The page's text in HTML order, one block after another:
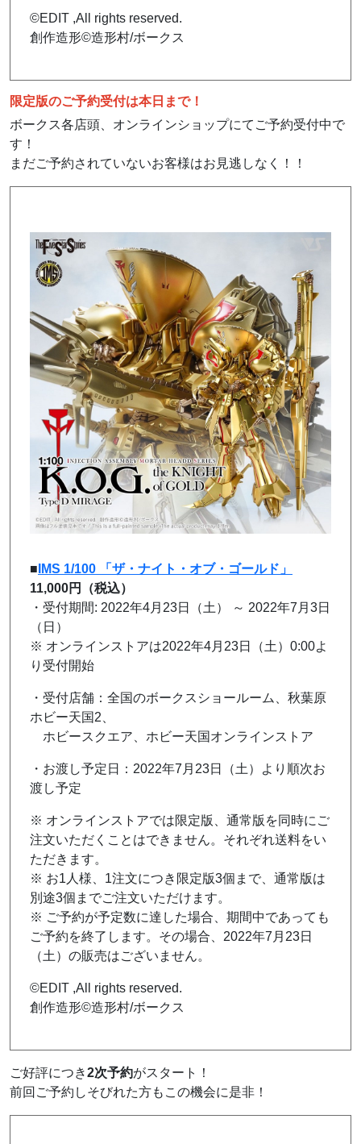
©EDIT ,All rights reserved.
創作造形©造形村/ボークス
限定版のご予約受付は本日まで！
ボークス各店頭、オンラインショップにてご予約受付中で
す！
まだご予約されていないお客様はお見逃しなく！！
■ IMS 1/100 「ザ・ナイト・オブ・ゴールド」
11,000円（税込）
・受付期間: 2022年4月23日（土 ） ～ 2022年7月3日
（ 日 ）
※ オンラインストアは2022年4月23日（土 ）0:00よ
り受付開始
・受付店舗：全国のボークスショールーム、秋葉原
ホビー天国2、
ホビースクエア、ホビー天国オンラインストア
・お渡し予定日：2022年7月23日（土 ）より順次お
渡し予定
※ オンラインストアでは限定版、通常版を同時にご
注文いただくことはできません。それぞれ送料をい
ただきます。
※ お1人様、1注文につき限定版3個まで、通常版は
別途3個までご注文いただけます。
※ ご予約が予定数に達した場合、期間中であっても
ご予約を終了します。その場合、2022年7月23日
（土 ）の販売はございません。
©EDIT ,All rights reserved.
創作造形©造形村/ボークス
ご好評につき2次予約がスタート！
前回ご予約しそびれた方もこの機会に是非！